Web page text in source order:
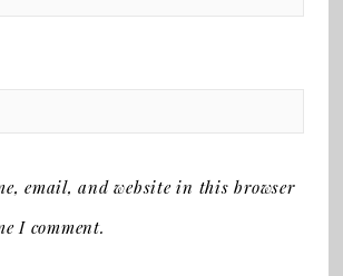
email, and website in this browser
I comment.